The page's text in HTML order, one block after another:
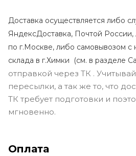
Доставка осуществляется либо
ЯндексДоставка, Почтой
по г.Москве, либо самовывозом с
склада в г.Химки (см. в разделе
отправкой через ТК .
пересылки, а так же то, что
ТК требует подготовки и
мгновенно.
Оплата